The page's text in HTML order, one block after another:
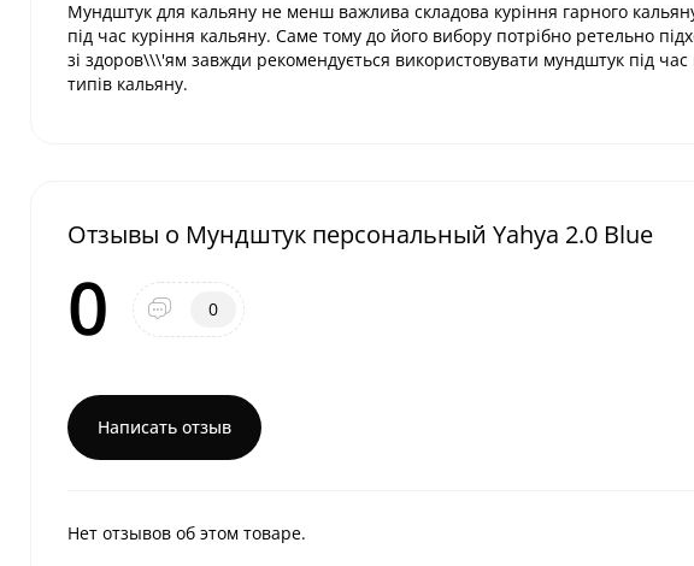
Мундштук для кальяну не менш важлива складова куріння гарного
під час куріння кальяну. Саме тому до його вибору потрібно ретельно
зі здоров\\\'ям завжди рекомендується використовувати мундштук під
типів кальяну.
Отзывы о Мундштук персональный Yahya 2.0 Blue
0 0
Написать отзыв
Нет отзывов об этом товаре.